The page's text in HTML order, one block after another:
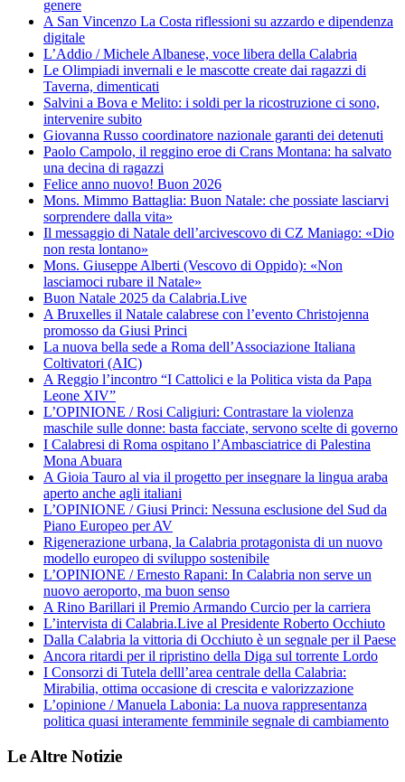
genere
A San Vincenzo La Costa riflessioni su azzardo e dipendenza
digitale
L’Addio / Michele Albanese, voce libera della Calabria
Le Olimpiadi invernali e le mascotte create dai ragazzi di
Taverna, dimenticati
Salvini a Bova e Melito: i soldi per la ricostruzione ci sono,
intervenire subito
Giovanna Russo coordinatore nazionale garanti dei detenuti
Paolo Campolo, il reggino eroe di Crans Montana: ha salvato
una decina di ragazzi
Felice anno nuovo! Buon 2026
Mons. Mimmo Battaglia: Buon Natale: che possiate lasciarvi
sorprendere dalla vita»
Il messaggio di Natale dell’arcivescovo di CZ Maniago: «Dio
non resta lontano»
Mons. Giuseppe Alberti (Vescovo di Oppido): «Non
lasciamoci rubare il Natale»
Buon Natale 2025 da Calabria.Live
A Bruxelles il Natale calabrese con l’evento Christojenna
promosso da Giusi Princi
La nuova bella sede a Roma dell’Associazione Italiana
Coltivatori (AIC)
A Reggio l’incontro “I Cattolici e la Politica vista da Papa
Leone XIV”
L’OPINIONE / Rosi Caligiuri: Contrastare la violenza
maschile sulle donne: basta facciate, servono scelte di governo
I Calabresi di Roma ospitano l’Ambasciatrice di Palestina
Mona Abuara
A Gioia Tauro al via il progetto per insegnare la lingua araba
aperto anche agli italiani
L’OPINIONE / Giusi Princi: Nessuna esclusione del Sud da
Piano Europeo per AV
Rigenerazione urbana, la Calabria protagonista di un nuovo
modello europeo di sviluppo sostenibile
L’OPINIONE / Ernesto Rapani: In Calabria non serve un
nuovo aeroporto, ma buon senso
A Rino Barillari il Premio Armando Curcio per la carriera
L’intervista di Calabria.Live al Presidente Roberto Occhiuto
Dalla Calabria la vittoria di Occhiuto è un segnale per il Paese
Ancora ritardi per il ripristino della Diga sul torrente Lordo
I Consorzi di Tutela delll’area centrale della Calabria:
Mirabilia, ottima occasione di crescita e valorizzazione
L’opinione / Manuela Labonia: La nuova rappresentanza
politica quasi interamente femminile segnale di cambiamento
Le Altre Notizie